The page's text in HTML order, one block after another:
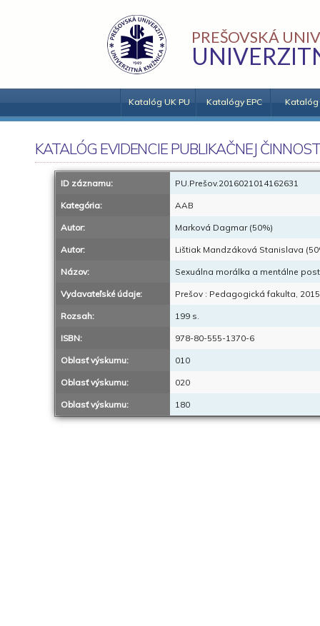
PREŠOVSKÁ
Katalóg UK PU Katalógy EPC Katalóg
KATALÓG EVIDENCIE PUBLIKAČNEJ
ID záznamu: PU.Prešov.2016021014162631
Kategória: AAB
Autor: Marková Dagmar (50%)
Autor: Lištiak Mandzáková Stanislava
Názov: Sexuálna morálka a mentálne
Vydavateľské údaje: Prešov : Pedagogická fakulta, 2015
Rozsah: 199 s.
ISBN: 978-80-555-1370-6
Oblasť výskumu: 010
Oblasť výskumu: 020
Oblasť výskumu: 180